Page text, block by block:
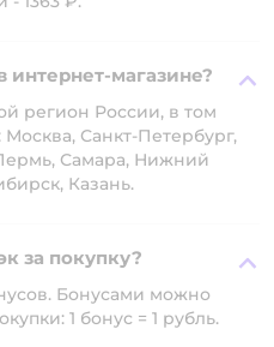
интернет-магазине?
регион России, в том
Санкт-Петербург,
Самара, Нижний
Казань.
за покупку?
Бонусами можно
1 бонус = 1 рубль.